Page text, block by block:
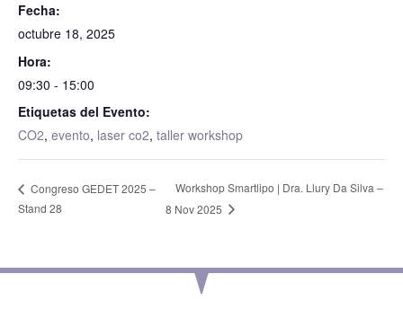
Fecha:
octubre 18, 2025
Hora:
09:30 - 15:00
Etiquetas del Evento:
CO2, evento, laser co2, taller workshop
Congreso GEDET 2025 –
Stand 28
Workshop Smartlipo | Dra. Llury Da Silva –
8 Nov 2025